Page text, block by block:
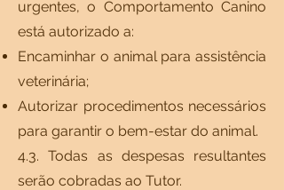
urgentes, o Comportamento Canino
está autorizado a:
Encaminhar o animal para assistência
veterinária;
Autorizar procedimentos necessários
para garantir o bem-estar do animal.
4.3. Todas as despesas resultantes
serão cobradas ao Tutor.